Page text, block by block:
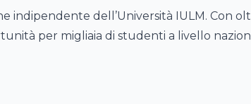
indipendente dell’Università IULM. Con
per migliaia di studenti a livello